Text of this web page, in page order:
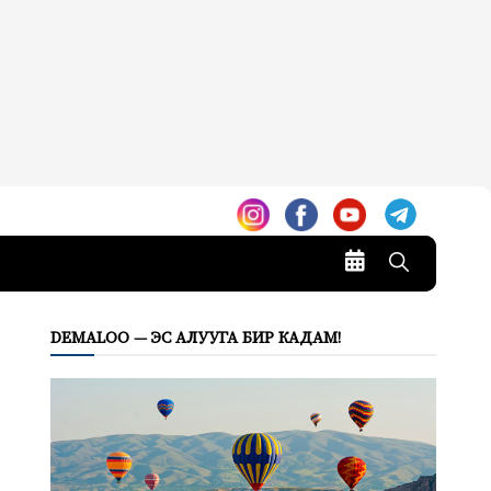
DEMALOO — ЭС АЛУУГА БИР КАДАМ!